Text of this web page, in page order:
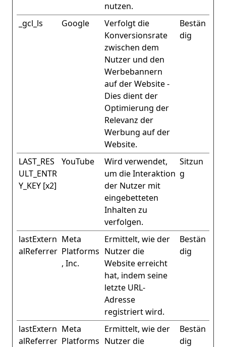
nutzen.
_gcl_ls Google
Verfolgt die
Konversionsrate
zwischen dem
Nutzer und den
Werbebannern
auf der Website -
Dies dient der
Optimierung der
Relevanz der
Werbung auf der
Website.
Bestän
dig
LAST_RES
ULT_ENTR
Y_KEY [x2]
YouTube
Wird verwendet,
um die Interaktion
der Nutzer mit
eingebetteten
Inhalten zu
verfolgen.
Sitzun
g
lastExtern
alReferrer
Meta
Platforms
, Inc.
Ermittelt, wie der
Nutzer die
Website erreicht
hat, indem seine
letzte URL-
Adresse
registriert wird.
Bestän
dig
lastExtern
alReferrer
Meta
Platforms
Ermittelt, wie der
Nutzer die
Bestän
dig